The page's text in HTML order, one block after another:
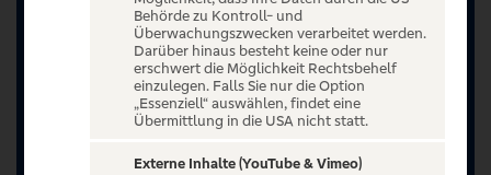
Behörde zu Kontroll- und
Überwachungszwecken verarbeitet werden.
Darüber hinaus besteht keine oder nur
erschwert die Möglichkeit Rechtsbehelf
einzulegen. Falls Sie nur die Option
„Essenziell“ auswählen, findet eine
Übermittlung in die USA nicht statt.
Externe Inhalte (YouTube & Vimeo)